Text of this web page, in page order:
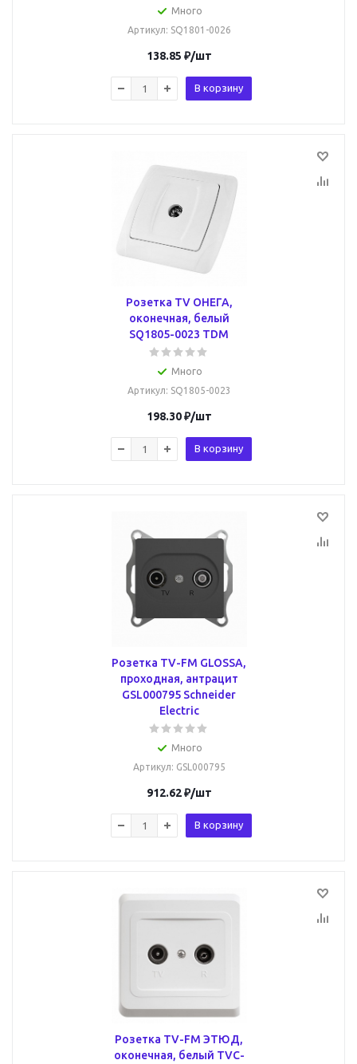
Много
Артикул: SQ1801-0026
138.85 ₽/шт
В корзину
Розетка TV ОНЕГА,
оконечная, белый
SQ1805-0023 TDM
Много
Артикул: SQ1805-0023
198.30₽/шт
В корзину
Розетка TV-FM GLOSSA,
проходная, антрацит
GSL000795 Schneider
Electric
Много
Артикул: GSL000795
912.62₽/шт
В корзину
Розетка TV-FM ЭТЮД,
оконечная, белый TVC-